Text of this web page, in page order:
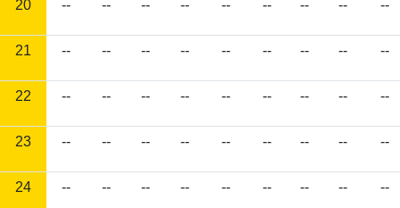
20 -- -- -- -- -- -- -- -- --
21 -- -- -- -- -- -- -- -- --
22 -- -- -- -- -- -- -- -- --
23 -- -- -- -- -- -- -- -- --
24 -- -- -- -- -- -- -- -- --